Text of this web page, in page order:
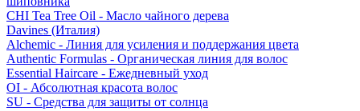
CHI Tea Tree Oil - Масло чайного дерева
Davines (Италия)
Alchemic - Линия для усиления и поддержания цвета
Authentic Formulas - Органическая линия для волос
Essential Haircare - Eжедневный уход
OI - Абсолютная красота волос
SU - Средства для защиты от солнца